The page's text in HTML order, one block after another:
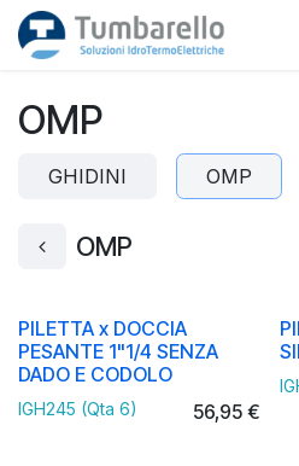
Passa al contenuto
OMP
GHIDINI OMP
OMP
PILETTA x DOCCIA
PESANTE 1"1/4 SENZA
DADO E CODOLO
IGH245 (Qta 6) 56,95€